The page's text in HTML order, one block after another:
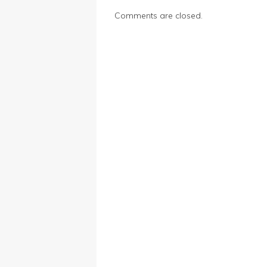
Comments are closed.